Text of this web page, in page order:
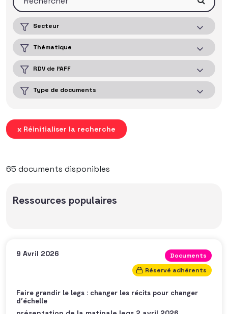
x Réinitialiser la recherche
65 documents disponibles
Ressources populaires
9 Avril 2026
Documents
Réservé adhérents
Faire grandir le legs : changer les récits pour changer
d’échelle